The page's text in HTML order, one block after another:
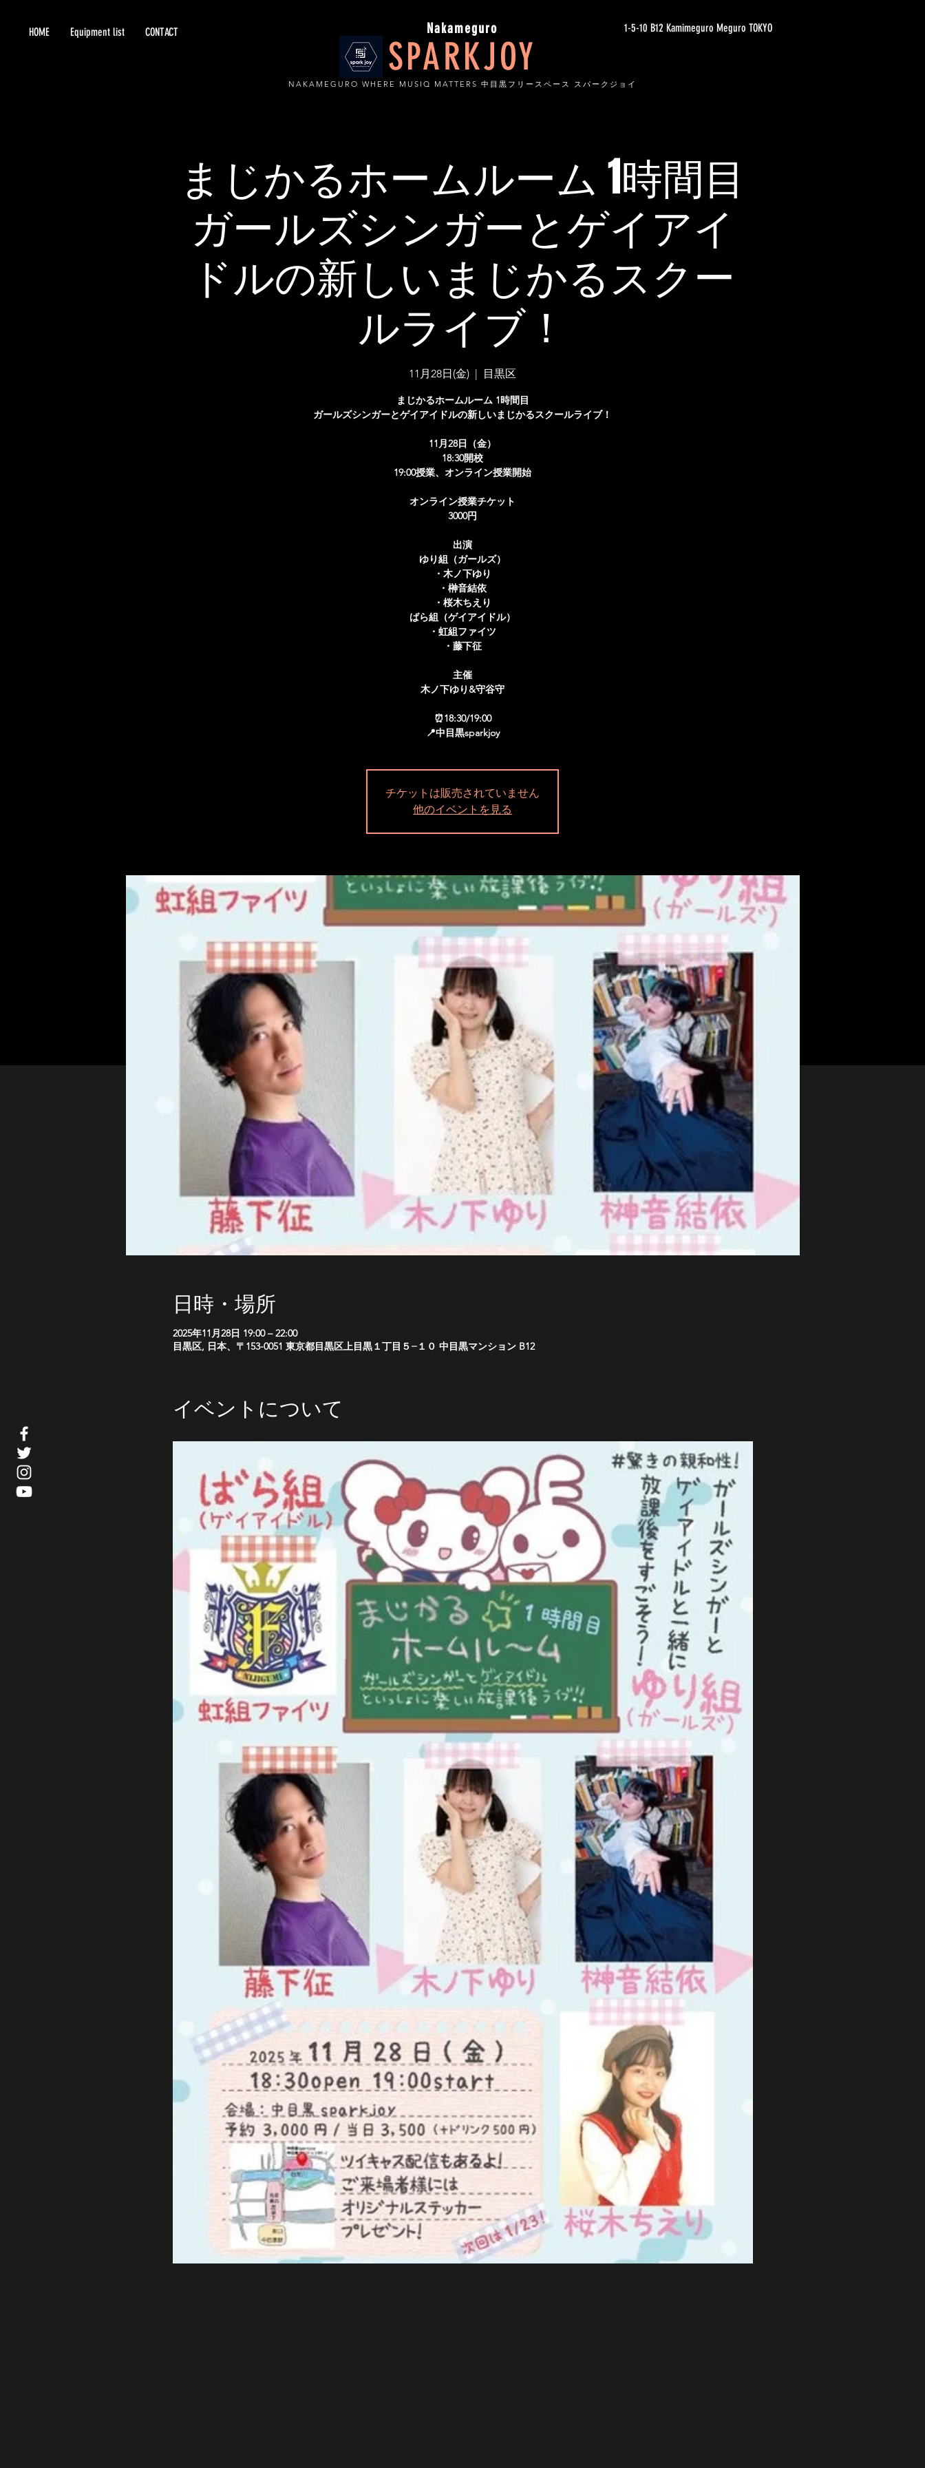
HOME Equipment list CONTACT 1-5-10 B12 Kamimeguro Meguro TOKYO
Nakameguro
SPARKJOY
NAKAMEGURO WHERE MUSIQ MATTERS 中目黒フリースペース スパークジョイ
まじかるホームルーム 1時間目
ガールズシンガーとゲイアイ
ドルの新しいまじかるスクー
ルライブ！
11月28日(金)
  |
目黒区
まじかるホームルーム 1時間目
ガールズシンガーとゲイアイドルの新しいまじかるスクールライブ！
11月28日（金）
18:30開校
19:00授業、オンライン授業開始
オンライン授業チケット
3000円
出演
ゆり組（ガールズ）
・木ノ下ゆり
・榊音結依
・桜木ちえり
ばら組（ゲイアイドル）
・虹組ファイツ
・藤下征
主催
木ノ下ゆり&守谷守
⏰18:30/19:00
📍中目黒sparkjoy
チケットは販売されていません
他のイベントを見る
日時・場所
2025年11月28日 19:00 – 22:00
目黒区, 日本、〒153-0051 東京都目黒区上目黒１丁目５−１０ 中目黒マンション B12
イベントについて